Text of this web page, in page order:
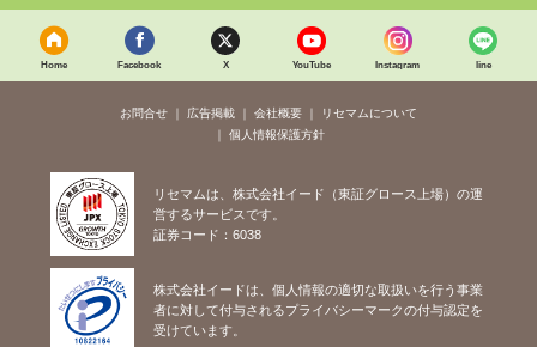
Home Facebook X YouTube Instagram line
お問合せ 広告掲載 会社概要
リセマムについて
個人情報保護方針
リセマムは、株式会社イード（東証グロース上場）の運
営するサービスです。
証券コード：6038
株式会社イードは、個人情報の適切な取扱いを行う事業
者に対して付与されるプライバシーマークの付与認定を
受けています。